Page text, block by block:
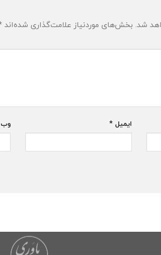
شد. بخش‌های موردنیاز علامت‌گذاری شده‌اند
ایمیل *